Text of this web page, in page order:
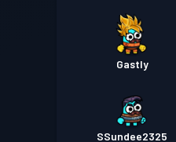
Gastly
SSundee2325